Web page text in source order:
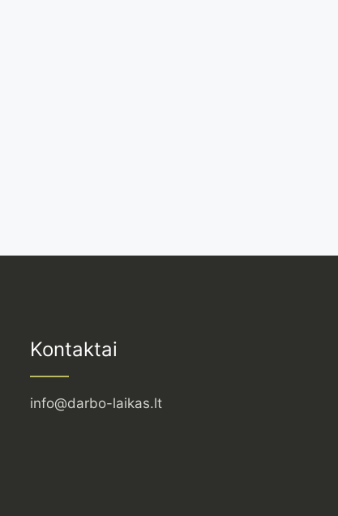
Kontaktai
info@darbo-laikas.lt